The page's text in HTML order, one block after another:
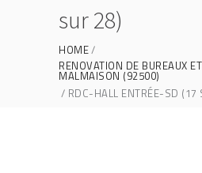
sur 28)
HOME
RENOVATION DE BUREAUX
MALMAISON (92500)
RDC-HALL ENTRÉE-SD (17